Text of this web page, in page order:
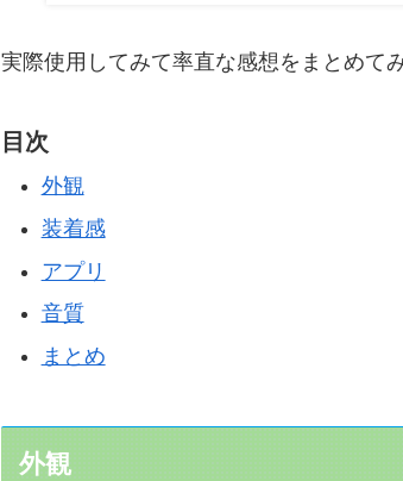
実際使用してみて率直な感想をまとめて
目次
外観
装着感
アプリ
音質
まとめ
外観